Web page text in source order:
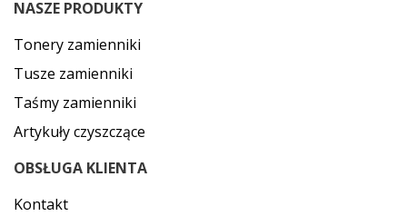
NASZE PRODUKTY
Tonery zamienniki
Tusze zamienniki
Taśmy zamienniki
Artykuły czyszczące
OBSŁUGA KLIENTA
Kontakt